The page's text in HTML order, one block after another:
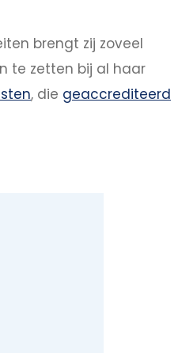
brengt zij zoveel
te zetten bij al haar
, die geaccrediteerd